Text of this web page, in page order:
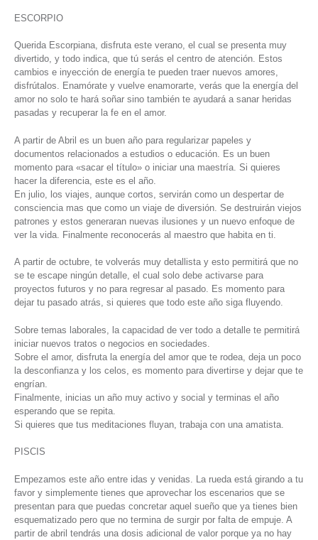
ESCORPIO
Querida Escorpiana, disfruta este verano, el cual se presenta muy
divertido, y todo indica, que tú serás el centro de atención. Estos
cambios e inyección de energía te pueden traer nuevos amores,
disfrútalos. Enamórate y vuelve enamorarte, verás que la energía del
amor no solo te hará soñar sino también te ayudará a sanar heridas
pasadas y recuperar la fe en el amor.
A partir de Abril es un buen año para regularizar papeles y
documentos relacionados a estudios o educación. Es un buen
momento para «sacar el título» o iniciar una maestría. Si quieres
hacer la diferencia, este es el año.
En julio, los viajes, aunque cortos, servirán como un despertar de
consciencia mas que como un viaje de diversión. Se destruirán viejos
patrones y estos generaran nuevas ilusiones y un nuevo enfoque de
ver la vida. Finalmente reconocerás al maestro que habita en ti.
A partir de octubre, te volverás muy detallista y esto permitirá que no
se te escape ningún detalle, el cual solo debe activarse para
proyectos futuros y no para regresar al pasado. Es momento para
dejar tu pasado atrás, si quieres que todo este año siga fluyendo.
Sobre temas laborales, la capacidad de ver todo a detalle te permitirá
iniciar nuevos tratos o negocios en sociedades.
Sobre el amor, disfruta la energía del amor que te rodea, deja un poco
la desconfianza y los celos, es momento para divertirse y dejar que te
engrían.
Finalmente, inicias un año muy activo y social y terminas el año
esperando que se repita.
Si quieres que tus meditaciones fluyan, trabaja con una amatista.
PISCIS
Empezamos este año entre idas y venidas. La rueda está girando a tu
favor y simplemente tienes que aprovechar los escenarios que se
presentan para que puedas concretar aquel sueño que ya tienes bien
esquematizado pero que no termina de surgir por falta de empuje. A
partir de abril tendrás una dosis adicional de valor porque ya no hay